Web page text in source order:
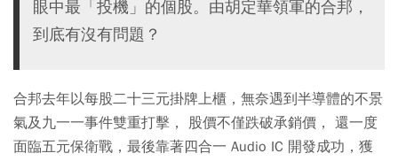
眼中最「投機」的個股。由胡定華領軍的合邦，
到底有沒有問題？
合邦去年以每股二十三元掛牌上櫃，無奈遇到半導體的不景
氣及九一一事件雙重打擊， 股價不僅跌破承銷價， 還一度
面臨五元保衛戰，最後靠著四合一 Audio IC 開發成功，獲